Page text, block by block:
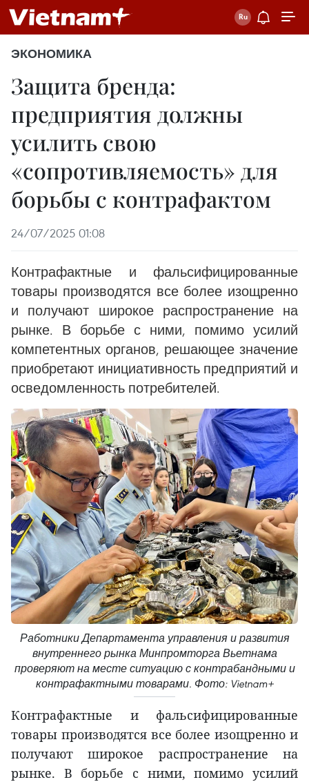
ЭКОНОМИКА
Защита бренда:
предприятия должны
усилить свою
«сопротивляемость» для
борьбы с контрафактом
24/07/2025 01:08
Контрафактные и фальсифицированные
товары производятся все более изощренно
и получают широкое распространение на
рынке. В борьбе с ними, помимо усилий
компетентных органов, решающее значение
приобретают инициативность предприятий и
осведомленность потребителей.
Работники Департамента управления и развития
внутреннего рынка Минпромторга Вьетнама
проверяют на месте ситуацию с контрабандными и
контрафактными товарами. Фото: Vietnam+
Контрафактные и фальсифицированные
товары производятся все более изощренно и
получают широкое распространение на
рынке. В борьбе с ними, помимо усилий